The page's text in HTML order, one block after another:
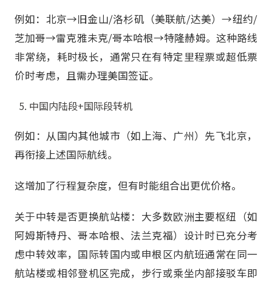
例如：北京→旧金山/洛杉矶（美联航/达美）→纽约/
芝加哥→雷克雅未克/哥本哈根→特隆赫姆。这种路线
非常绕，耗时极长，通常只在有特定里程票或超低票
价时考虑，且需办理美国签证。
中国内陆段+国际段转机
例如：从国内其他城市（如上海、广州）先飞北京，
再衔接上述国际航线。
这增加了行程复杂度，但有时能组合出更优价格。
关于中转是否更换航站楼：大多数欧洲主要枢纽（如
阿姆斯特丹、哥本哈根、法兰克福）设计时已充分考
虑中转效率，国际转国内或申根区内航班通常在同一
航站楼或相邻登机区完成，步行或乘坐内部接驳车即